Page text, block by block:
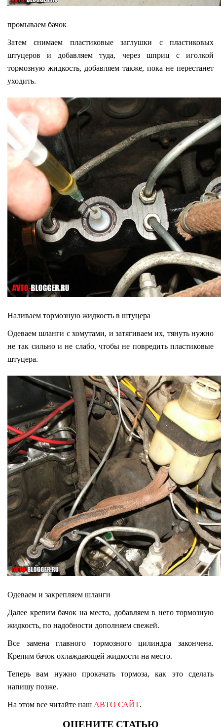
промываем бачок
Затем снимаем пластиковые заглушки с пластиковых
штуцеров и добавляем туда, через шприц с иголкой
тормозную жидкость, добавляем также, пока не перестанет
уходить.
Наливаем тормозную жидкость в штуцера
Одеваем шланги с хомутами, и затягиваем их, тянуть нужно
не так сильно и не слабо, чтобы не повредить пластиковые
штуцера.
Одеваем и закрепляем шланги
Далее крепим бачок на место, добавляем в него тормозную
жидкость, по надобности дополняем свежей.
Все замена главного тормозного цилиндра закончена.
Крепим бачок охлаждающей жидкости на место.
Теперь вам нужно прокачать тормоза, как это сделать
напишу позже.
На этом все читайте наш АВТО САЙТ.